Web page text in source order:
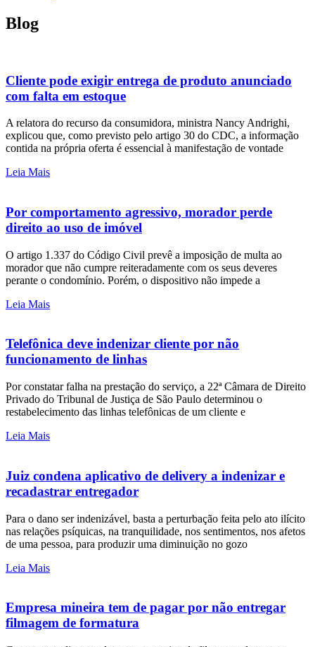
Blog
Cliente pode exigir entrega de produto anunciado
com falta em estoque
A relatora do recurso da consumidora, ministra Nancy Andrighi,
explicou que, como previsto pelo artigo 30 do CDC, a informação
contida na própria oferta é essencial à manifestação de vontade
Leia Mais
Por comportamento agressivo, morador perde
direito ao uso de imóvel
O artigo 1.337 do Código Civil prevê a imposição de multa ao
morador que não cumpre reiteradamente com os seus deveres
perante o condomínio. Porém, o dispositivo não impede a
Leia Mais
Telefônica deve indenizar cliente por não
funcionamento de linhas
Por constatar falha na prestação do serviço, a 22ª Câmara de Direito
Privado do Tribunal de Justiça de São Paulo determinou o
restabelecimento das linhas telefônicas de um cliente e
Leia Mais
Juiz condena aplicativo de delivery a indenizar e
recadastrar entregador
Para o dano ser indenizável, basta a perturbação feita pelo ato ilícito
nas relações psíquicas, na tranquilidade, nos sentimentos, nos afetos
de uma pessoa, para produzir uma diminuição no gozo
Leia Mais
Empresa mineira tem de pagar por não entregar
filmagem de formatura